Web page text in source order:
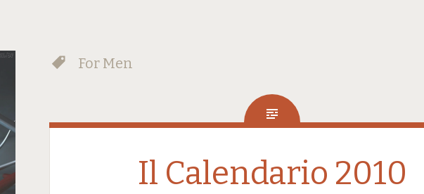
For Men
Il Calendario 2010